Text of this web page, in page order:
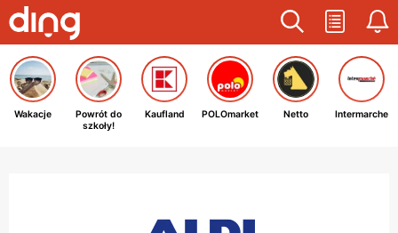
Wakacje
Powrót do
szkoły!
Kaufland POLOmarket Netto Intermarche